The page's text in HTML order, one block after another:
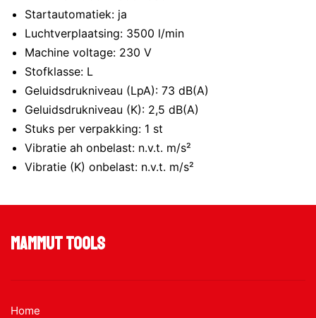
Startautomatiek: ja
Luchtverplaatsing: 3500 l/min
Machine voltage: 230 V
Stofklasse: L
Geluidsdrukniveau (LpA): 73 dB(A)
Geluidsdrukniveau (K): 2,5 dB(A)
Stuks per verpakking: 1 st
Vibratie ah onbelast: n.v.t. m/s²
Vibratie (K) onbelast: n.v.t. m/s²
Mammut Tools
Home